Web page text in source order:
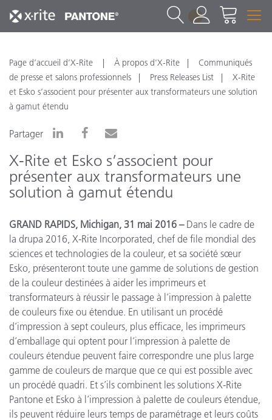
1
Page d’accueil d’X-Rite À propos d'X-Rite
Communiqués
de presse et salons professionnels
Press Releases List
X-Rite
et Esko s’associent pour présenter aux transformateurs une solution
à gamut étendu
Partager
X-Rite et Esko s’associent pour
présenter aux transformateurs une
solution à gamut étendu
GRAND RAPIDS, Michigan, 31 mai 2016 –Dans le cadre de
la drupa 2016, X-Rite Incorporated, chef de file mondial des
sciences et technologies de la couleur, et sa société sœur
Esko, présenteront toute une gamme de solutions de gestion
de la couleur destinées à aider les imprimeurs et
transformateurs à réussir le passage à l’impression à palette
de couleurs fixe ou étendue. En utilisant un procédé
d’impression à sept couleurs, plus efficace, les imprimeurs
d’emballage qui optent pour l’impression à palette de
couleurs étendue peuvent faire correspondre une plus large
gamme de couleurs de marque que ce qui est possible avec
un procédé quadri. Et s’ils combinent les solutions X-Rite
Pantone et Esko à l’impression à palette de couleurs étendue,
ils peuvent réduire leurs temps de paramétrage et leurs coûts